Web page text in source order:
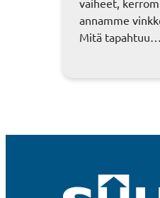
vaiheet,
annamme
Mitä tapahtuu…